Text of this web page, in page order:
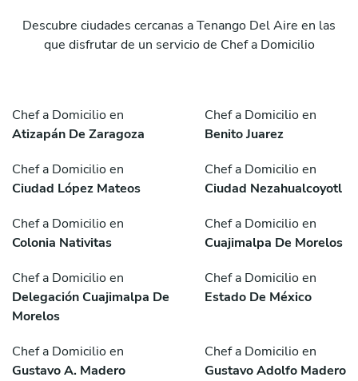
Descubre ciudades cercanas a Tenango Del Aire en las
que disfrutar de un servicio de Chef a Domicilio
Chef a Domicilio en
Atizapán De Zaragoza
Chef a Domicilio en
Benito Juarez
Chef a Domicilio en
Ciudad López Mateos
Chef a Domicilio en
Ciudad Nezahualcoyotl
Chef a Domicilio en
Colonia Nativitas
Chef a Domicilio en
Cuajimalpa De Morelos
Chef a Domicilio en
Delegación Cuajimalpa De
Morelos
Chef a Domicilio en
Estado De México
Chef a Domicilio en
Gustavo A. Madero
Chef a Domicilio en
Gustavo Adolfo Madero